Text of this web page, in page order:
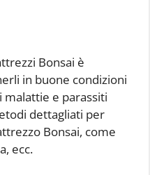
Bonsai è
in buone condizioni
e parassiti
dettagliati per
Bonsai, come
ecc.